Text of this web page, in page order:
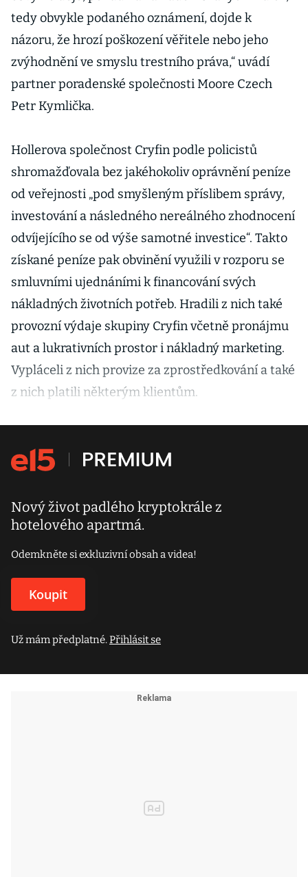
tedy obvykle podaného oznámení, dojde k
názoru, že hrozí poškození věřitele nebo jeho
zvýhodnění ve smyslu trestního práva,“ uvádí
partner poradenské společnosti Moore Czech
Petr Kymlička.
Hollerova společnost Cryfin podle policistů
shromažďovala bez jakéhokoliv oprávnění peníze
od veřejnosti „pod smyšleným příslibem správy,
investování a následného nereálného zhodnocení
odvíjejícího se od výše samotné investice“. Takto
získané peníze pak obvinění využili v rozporu se
smluvními ujednáními k financování svých
nákladných životních potřeb. Hradili z nich také
provozní výdaje skupiny Cryfin včetně pronájmu
aut a lukrativních prostor i nákladný marketing.
Vypláceli z nich provize za zprostředkování a také
z nich platili některým klientům.
Nový život padlého kryptokrále z
hotelového apartmá.
Odemkněte si exkluzivní obsah a videa!
Koupit
Už mám předplatné.Přihlásit se